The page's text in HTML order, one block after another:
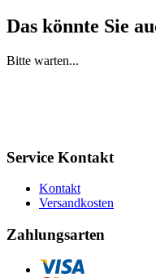
Das könnte Sie
Bitte warten...
Service Kontakt
Kontakt
Versandkosten
Zahlungsarten